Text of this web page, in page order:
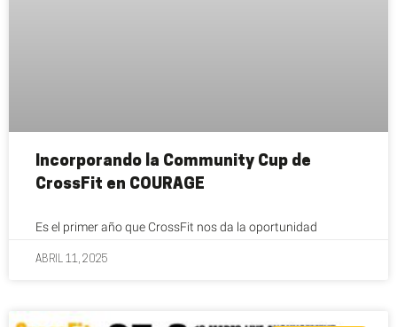
Incorporando la Community Cup de
CrossFit en COURAGE
Es el primer año que CrossFit nos da la oportunidad
ABRIL 11, 2025